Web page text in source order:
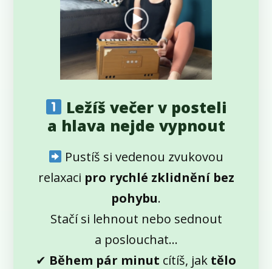
Ležíš večer v posteli
a hlava nejde vypnout
Pustíš si vedenou zvukovou
relaxaci pro rychlé zklidnění bez
pohybu.
Stačí si lehnout nebo sednout
a poslouchat…
✔ Během pár minut cítíš, jak tělo